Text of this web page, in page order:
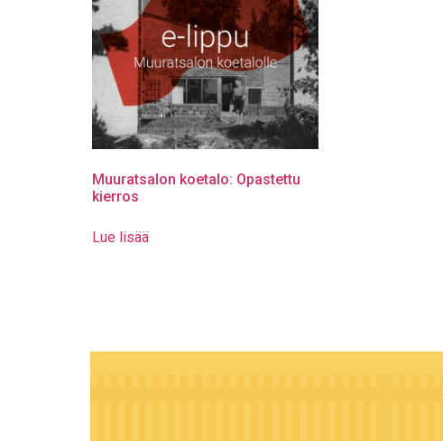
Muuratsalon koetalo: Opastettu
kierros
Lue lisää